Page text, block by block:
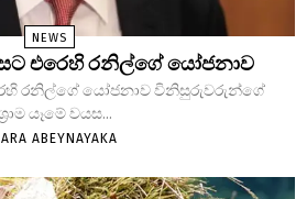
NEWS
එරෙහි රනිල්ගේ යෝජනාව
රනිල්ගේ යෝජනාව විනිසුරුවරුන්ගේ
යෑමේ වයස...
ABEYNAYAKA